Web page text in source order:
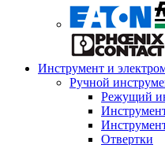
Инструмент и
Ручной
Режущий
Отвертки